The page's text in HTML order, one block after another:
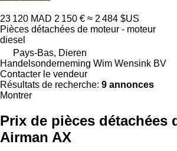
23 120 MAD 2 150 € ≈ 2 484 $US
Pièces détachées de moteur - moteur
diesel
Pays-Bas, Dieren
Handelsonderneming Wim Wensink BV
Contacter le vendeur
Résultats de recherche: 9 annonces
Montrer
Prix de pièces détachées
Airman AX